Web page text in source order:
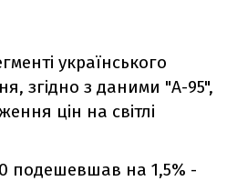
українського
згідно з даними "А-95",
цін на світлі
подешевшав на 1,5% -